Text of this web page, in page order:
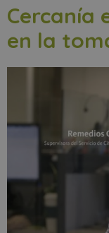
Cercanía
en la